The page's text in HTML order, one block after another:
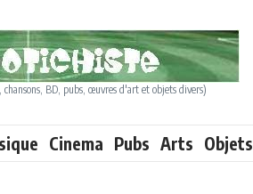
BD, pubs, œuvres d'art et objets divers)
Cinema Pubs Arts Objets